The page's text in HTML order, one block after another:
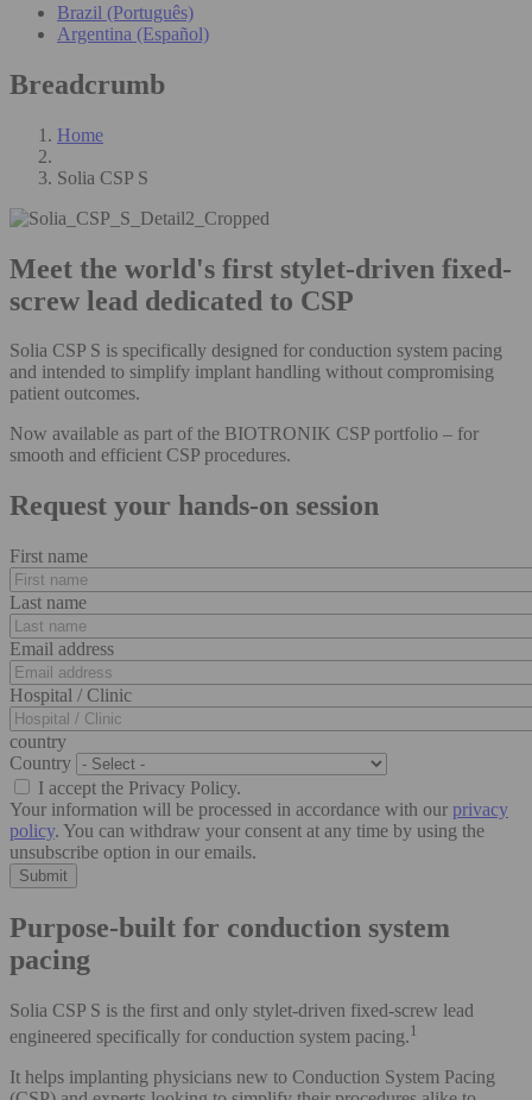
Brazil (Português)
Argentina (Español)
Breadcrumb
Home
Solia CSP S
Meet the world's first stylet-driven fixed-
screw lead dedicated to CSP
Solia CSP S is specifically designed for conduction system pacing
and intended to simplify implant handling without compromising
patient outcomes.
Now available as part of the BIOTRONIK CSP portfolio – for
smooth and efficient CSP procedures.
Request your hands-on session
First name
Last name
Email address
Hospital / Clinic
country
Country
I accept the Privacy Policy.
Your information will be processed in accordance with our privacy
policy. You can withdraw your consent at any time by using the
unsubscribe option in our emails.
Purpose-built for conduction system
pacing
Solia CSP S is the first and only stylet-driven fixed-screw lead
engineered specifically for conduction system pacing.1
It helps implanting physicians new to Conduction System Pacing